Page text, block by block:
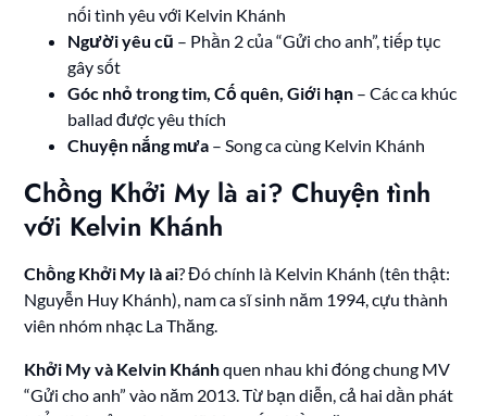
nối tình yêu với Kelvin Khánh
Người yêu cũ – Phần 2 của “Gửi cho anh”, tiếp tục
gây sốt
Góc nhỏ trong tim, Cố quên, Giới hạn – Các ca khúc
ballad được yêu thích
Chuyện nắng mưa – Song ca cùng Kelvin Khánh
Chồng Khởi My là ai? Chuyện tình
với Kelvin Khánh
Chồng Khởi My là ai? Đó chính là Kelvin Khánh (tên thật:
Nguyễn Huy Khánh), nam ca sĩ sinh năm 1994, cựu thành
viên nhóm nhạc La Thăng.
Khởi My và Kelvin Khánhquen nhau khi đóng chung MV
“Gửi cho anh” vào năm 2013. Từ bạn diễn, cả hai dần phát